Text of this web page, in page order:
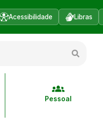
Acessibilidade Libras
Pessoal